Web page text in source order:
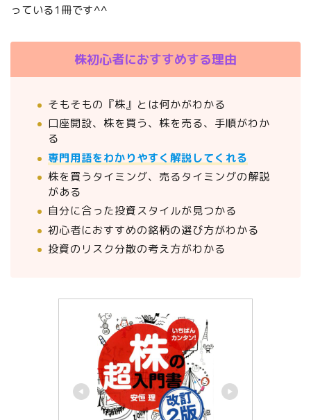
っている1冊です^^
株初心者におすすめする理由
そもそもの『株』とは何かがわかる
口座開設、株を買う、株を売る、手順がわか
る
専門用語をわかりやすく解説してくれる
株を買うタイミング、売るタイミングの解説
がある
自分に合った投資スタイルが見つかる
初心者におすすめの銘柄の選び方がわかる
投資のリスク分散の考え方がわかる